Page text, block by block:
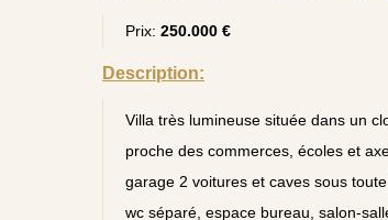
Prix: 250.000 €
Description:
Villa très lumineuse située dans un
proche des commerces, écoles et
garage 2 voitures et caves sous
wc séparé, espace bureau, salon-